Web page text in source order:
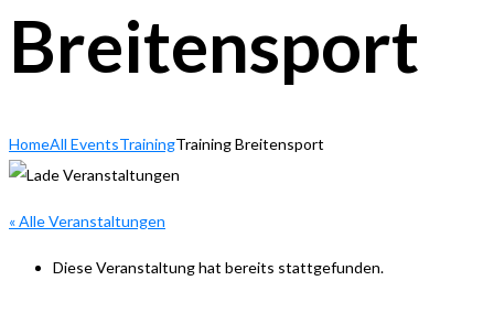
Breitensport
HomeAll EventsTrainingTraining Breitensport
« Alle Veranstaltungen
Diese Veranstaltung hat bereits stattgefunden.